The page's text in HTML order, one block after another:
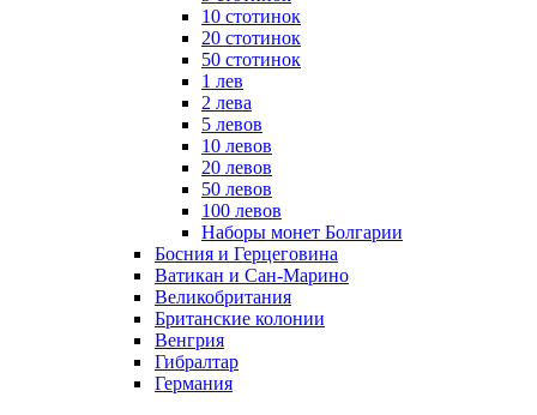
10 стотинок
20 стотинок
50 стотинок
1 лев
2 лева
5 левов
10 левов
20 левов
50 левов
100 левов
Наборы монет Болгарии
Босния и Герцеговина
Ватикан и Сан-Марино
Великобритания
Британские колонии
Венгрия
Гибралтар
Германия